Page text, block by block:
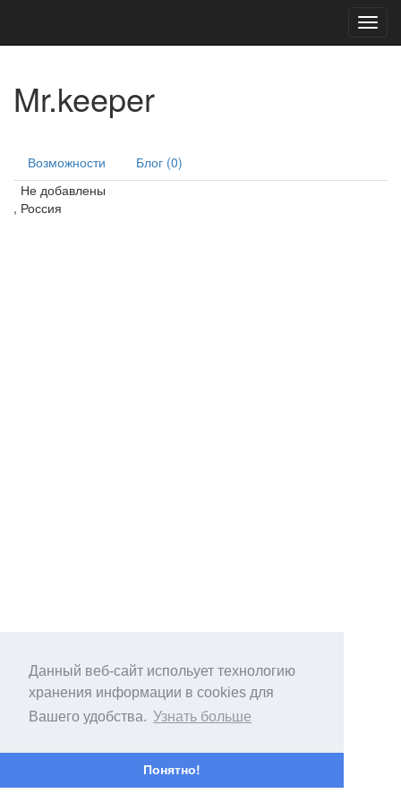
Данный веб-сайт испольует технологию
хранения информации в cookies для
Вашего удобства. Узнать больше
Понятно!
Mr.keeper
Возможности
Блог (0)
Не добавлены
, Россия